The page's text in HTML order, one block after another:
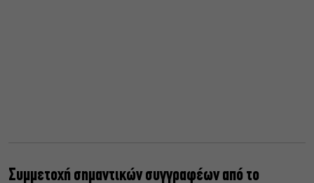
Συμμετοχή σημαντικών συγγραφέων από το